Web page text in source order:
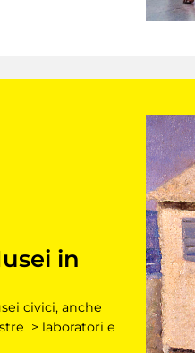
in
civici, anche
> laboratori e